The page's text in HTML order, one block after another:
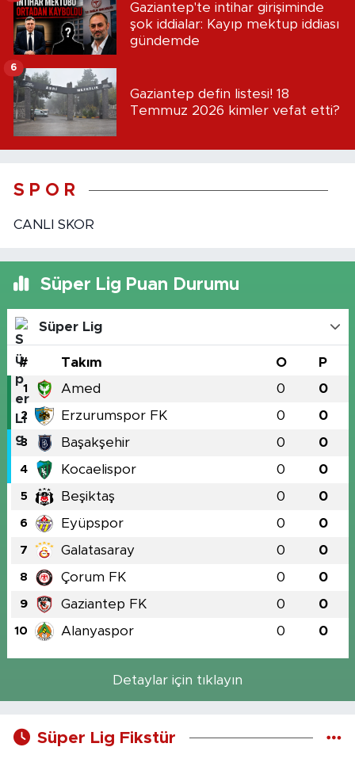
Gaziantep'te intihar girişiminde
şok iddialar: Kayıp mektup iddiası
gündemde
Gaziantep defin listesi! 18
Temmuz 2026 kimler vefat etti?
6
S P O R
CANLI SKOR
Süper Lig Puan Durumu
Süper Lig
# Takım O P
1 Amed 0 0
2 Erzurumspor FK 0 0
3 Başakşehir 0 0
4 Kocaelispor 0 0
5 Beşiktaş 0 0
6 Eyüpspor 0 0
7 Galatasaray 0 0
8 Çorum FK 0 0
9 Gaziantep FK 0 0
10 Alanyaspor 0 0
Detaylar için tıklayın
Süper Lig Fikstür